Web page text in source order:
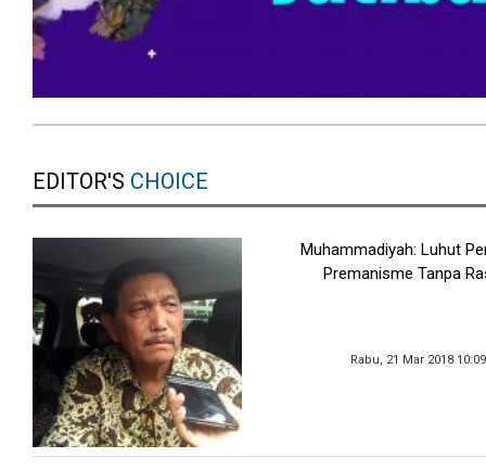
EDITOR'S CHOICE
Muhammadiyah: Luhut
Premanisme Tanpa
Rabu, 21 Mar 2018